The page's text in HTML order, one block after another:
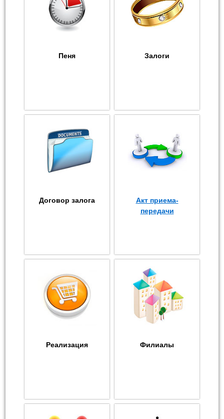
Пеня Залоги
Договор залога
Акт приема-
передачи
Реализация Филиалы